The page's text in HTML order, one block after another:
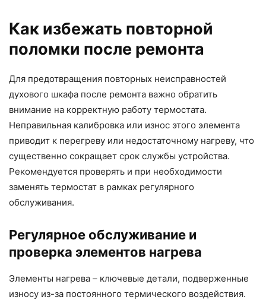
Как избежать повторной
поломки после ремонта
Для предотвращения повторных неисправностей
духового шкафа после ремонта важно обратить
внимание на корректную работу термостата.
Неправильная калибровка или износ этого элемента
приводит к перегреву или недостаточному нагреву, что
существенно сокращает срок службы устройства.
Рекомендуется проверять и при необходимости
заменять термостат в рамках регулярного
обслуживания.
Регулярное обслуживание и
проверка элементов нагрева
Элементы нагрева – ключевые детали, подверженные
износу из-за постоянного термического воздействия.